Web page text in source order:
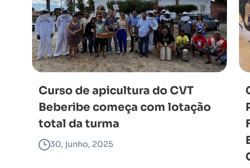
Curso de apicultura do CVT
Beberibe começa com lotação
total da turma
30, junho, 2025